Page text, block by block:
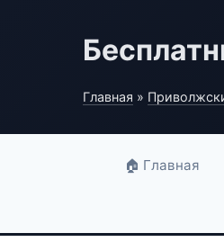
Главная »
🏠 Главная